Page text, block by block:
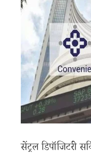
सेंट्रल डिपॉजिटरी